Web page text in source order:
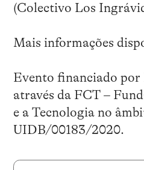
(Colectivo Los
Mais informações
Evento financiado por
através da FCT –
e a Tecnologia no
UIDB/00183/2020.